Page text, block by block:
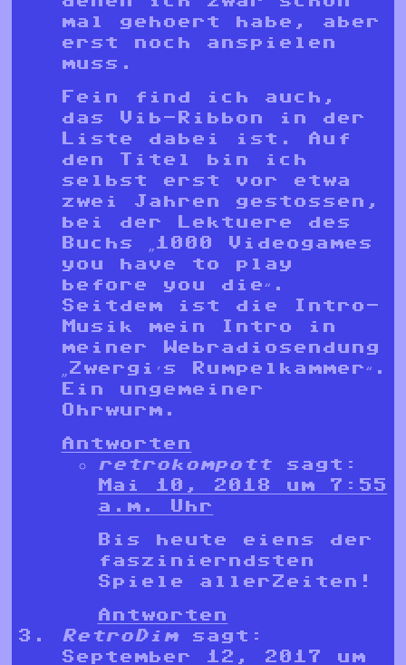
mal gehoert habe, aber
erst noch anspielen
muss.
Fein find ich auch,
das Vib-Ribbon in der
Liste dabei ist. Auf
den Titel bin ich
selbst erst vor etwa
zwei Jahren gestossen,
bei der Lektuere des
Buchs „1000 Videogames
you have to play
before you die“.
Seitdem ist die Intro-
Musik mein Intro in
meiner Webradiosendung
„Zwergi’s Rumpelkammer“.
Ein ungemeiner
Ohrwurm.
Antworten
retrokompott
sagt:
Mai 10, 2018 um 7:55
a.m. Uhr
Bis heute eiens der
faszinierndsten
Spiele allerZeiten!
Antworten
RetroDim
sagt:
September 12, 2017 um